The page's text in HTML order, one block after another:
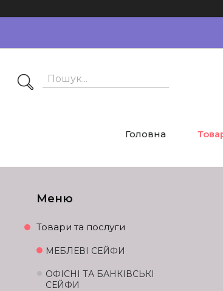
Головна
Товари та послуги
МЕБЛЕВІ СЕЙФИ
ОФІСНІ ТА БАНКІВСЬКІ
СЕЙФИ